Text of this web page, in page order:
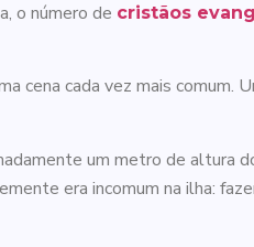
o número de cristãos
cena cada vez mais
um metro de altura
era incomum na ilha: